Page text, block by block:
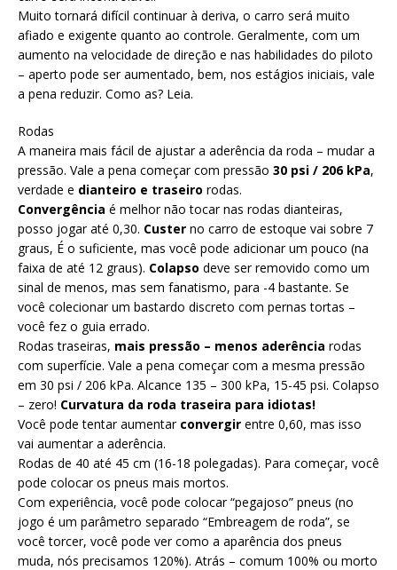
Muito tornará difícil continuar à deriva, o carro será muito
afiado e exigente quanto ao controle. Geralmente, com um
aumento na velocidade de direção e nas habilidades do piloto
– aperto pode ser aumentado, bem, nos estágios iniciais, vale
a pena reduzir. Como as? Leia.
Rodas
A maneira mais fácil de ajustar a aderência da roda – mudar a
pressão. Vale a pena começar com pressão 30 psi / 206 kPa,
verdade e dianteiro e traseiro rodas.
Convergência é melhor não tocar nas rodas dianteiras,
posso jogar até 0,30. Custer no carro de estoque vai sobre 7
graus, É o suficiente, mas você pode adicionar um pouco (na
faixa de até 12 graus). Colapso deve ser removido como um
sinal de menos, mas sem fanatismo, para -4 bastante. Se
você colecionar um bastardo discreto com pernas tortas –
você fez o guia errado.
Rodas traseiras, mais pressão – menos aderência rodas
com superfície. Vale a pena começar com a mesma pressão
em 30 psi / 206 kPa. Alcance 135 – 300 kPa, 15-45 psi. Colapso
– zero! Curvatura da roda traseira para idiotas!
Você pode tentar aumentar convergir entre 0,60, mas isso
vai aumentar a aderência.
Rodas de 40 até 45 cm (16-18 polegadas). Para começar, você
pode colocar os pneus mais mortos.
Com experiência, você pode colocar “pegajoso” pneus (no
jogo é um parâmetro separado “Embreagem de roda”, se
você torcer, você pode ver como a aparência dos pneus
muda, nós precisamos 120%). Atrás – comum 100% ou morto